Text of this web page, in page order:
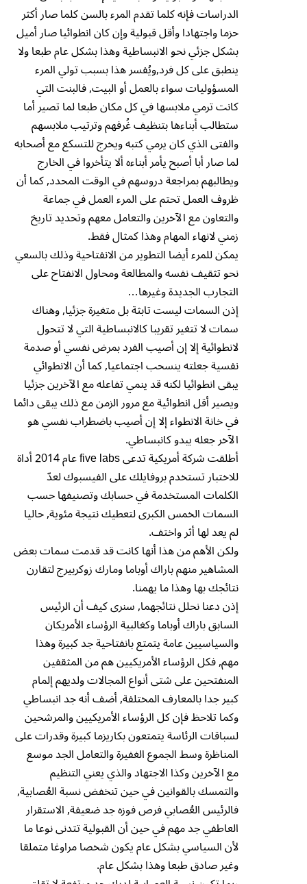
الدراسات فإنه كلما تقدم المرء بالسن كلما صار أكثر
حزما واجتهادا وأقل قبولية وإن كان انطوائيا صار أميل
بشكل جزئي نحو الانبساطية وهذا بشكل عام طبعا ولا
ينطبق على كل فرد,ويُفسر هذا بسبب تولي المرء
المسؤوليات سواء بالعمل أو البيت, فالبنت التي
كانت ترمي ملابسها في كل مكان طبعا لما تصير أما
ستطالب أبناءها بتنظيف غُرفهم وترتيب ملابسهم
والفتى الذي كان يرمي كتبه ويخرج للتسكع مع أصحابه
لما صار أبا أصبح يأمر أبناءه ألا يتأخروا في الخارج
ويطالبهم بمراجعة دروسهم في الوقت المحدد, كما أن
ظروف العمل تحتم على المرء العمل في جماعة
والتعاون مع الآخرين والتعامل معهم وتحديد تاريخ
زمني لانهاء المهام وهذا كمثال فقط.
يمكن للمرء أيضا التطوير من الانفتاحية وذلك بالسعي
نحو تثقيف نفسه والمطالعة ومحاول الانفتاح على
التجارب الجديدة وغيرها…
إذن السمات ليست تابثة بل متغيرة جزئيا, وهناك
سمات لا تتغير تقريبا كالانبساطية التي لا تتحول
لانطوائية إلا إن أصيب الفرد بمرض نفسي أو صدمة
نفسية جعلته ينسحب اجتماعيا, كما أن الانطوائي
يبقى انطوائيا لكنه قد ينمي تفاعله مع الآخرين جزئيا
ويصير أقل انطوائية مع مرور الزمن مع ذلك يبقى دائما
في خانة الانطواء إلا إن أصيب باضطراب نفسي هو
الآخر جعله يبدو كانبساطي.
أطلقت شركة أمريكية تدعى five labs عام 2014 أداة
للاختبار تستخدم بروفايلك على الفيسبوك لعدّ
الكلمات المستخدمة في حسابك وتصنيفها حسب
السمات الخمس الكبرى لتعطيك نتيجة مئوية, حاليا
لم يعد لها أثر واختف.
ولكن الأهم من هذا أنها كانت قد قدمت سمات بعض
المشاهير منهم باراك أوباما ومارك زوكربيرج لتقارن
نتائجك بها وهذا ما يهمنا.
إذن دعنا نحلل نتائجهما, سنرى كيف أن الرئيس
السابق باراك أوباما وكغالبية الرؤساء الأمريكان
والسياسيين عامة يتمتع بانفتاحية جد كبيرة وهذا
مهم, فكل الرؤساء الأمريكيين هم من المثقفين
المنفتحين على شتى أنواع المجالات ولديهم إلمام
كبير جدا بالمعارف المختلفة, أضف أنه جد انبساطي
وكما تلاحظ فإن كل الرؤساء الأمريكيين والمرشحين
لسباقات الرئاسة يتمتعون بكاريزما كبيرة وقدرات على
المناظرة وسط الجموع الغفيرة والتعامل الجد موسع
مع الآخرين وكذا الاجتهاد والذي يعني التنظيم
والتمسك بالقوانين في حين تنخفض نسبة العُصابية,
فالرئيس العُصابي فرص فوزه جد ضعيفة, الاستقرار
العاطفي جد مهم في حين أن القبولية تتدنى نوعا ما
لأن السياسي بشكل عام يكون شخصا مراوغا متملقا
وغير صادق طبعا وهذا بشكل عام.